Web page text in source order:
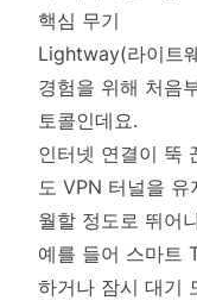
핵심 무기
Lightway(라이트
경험을 위해 처음
토콜인데요.
인터넷 연결이 뚝
도 VPN 터널을
월할 정도로 뛰어
예를 들어 스마트
하거나 잠시 대기